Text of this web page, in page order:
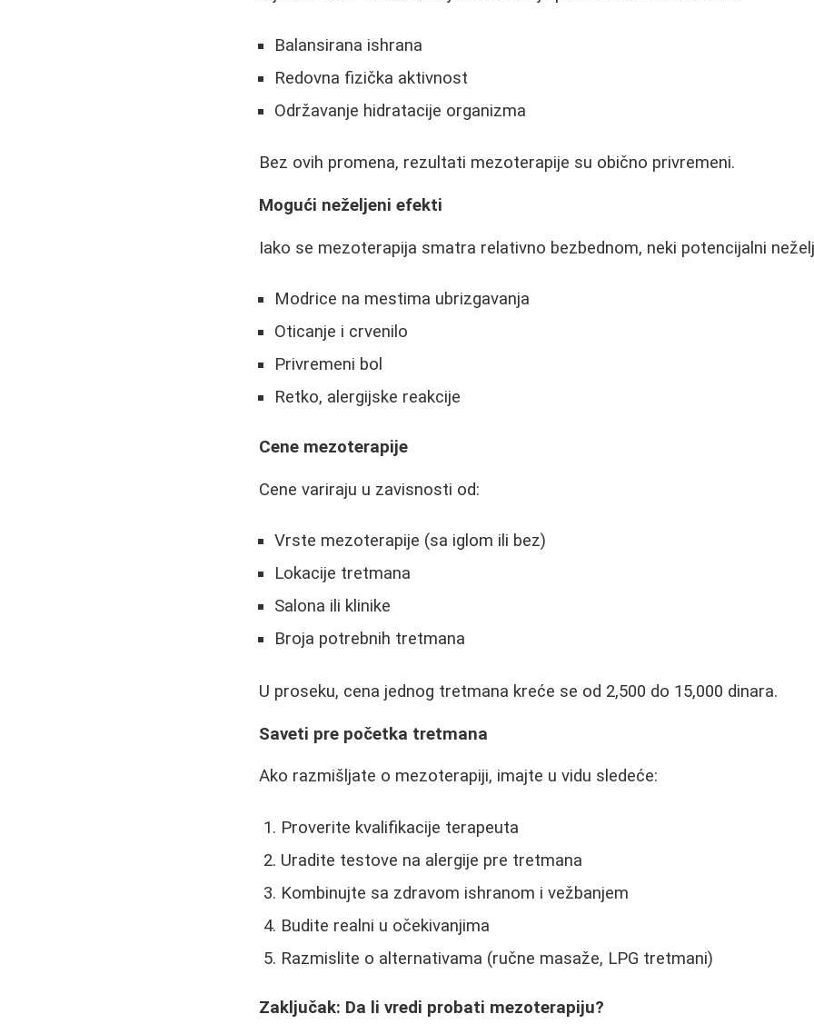
Balansirana ishrana
Redovna fizička aktivnost
Održavanje hidratacije organizma
Bez ovih promena, rezultati mezoterapije su obično privremeni.
Mogući neželjeni efekti
Iako se mezoterapija smatra relativno bezbednom, neki potencijalni
Modrice na mestima ubrizgavanja
Oticanje i crvenilo
Privremeni bol
Retko, alergijske reakcije
Cene mezoterapije
Cene variraju u zavisnosti od:
Vrste mezoterapije (sa iglom ili bez)
Lokacije tretmana
Salona ili klinike
Broja potrebnih tretmana
U proseku, cena jednog tretmana kreće se od 2,500 do 15,000 dinara.
Saveti pre početka tretmana
Ako razmišljate o mezoterapiji, imajte u vidu sledeće:
Proverite kvalifikacije terapeuta
Uradite testove na alergije pre tretmana
Kombinujte sa zdravom ishranom i vežbanjem
Budite realni u očekivanjima
Razmislite o alternativama (ručne masaže, LPG tretmani)
Zaključak: Da li vredi probati mezoterapiju?